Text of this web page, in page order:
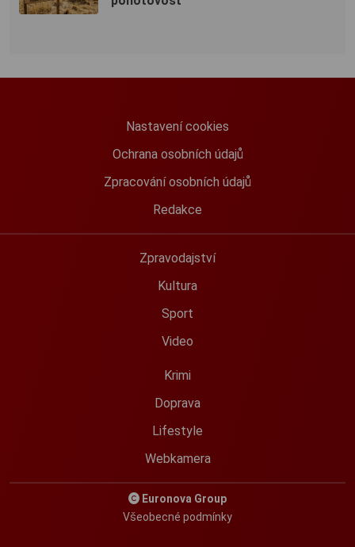
Nastavení cookies
Ochrana osobních údajů
Zpracování osobních údajů
Redakce
Zpravodajství
Kultura
Sport
Video
Krimi
Doprava
Lifestyle
Webkamera
Euronova Group
Všeobecné podmínky